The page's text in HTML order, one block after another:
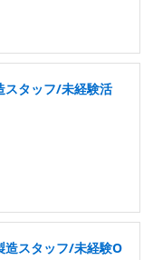
スタッフ/未経験活
造スタッフ/未経験O